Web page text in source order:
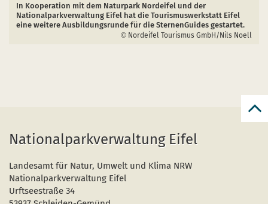
In Kooperation mit dem Naturpark Nordeifel und der
Nationalparkverwaltung Eifel hat die Tourismuswerkstatt Eifel
eine weitere Ausbildungsrunde für die SternenGuides gestartet.
Nordeifel Tourismus GmbH/Nils Noell
Nationalparkverwaltung Eifel
Landesamt für Natur, Umwelt und Klima NRW
Nationalparkverwaltung Eifel
Urftseestraße 34